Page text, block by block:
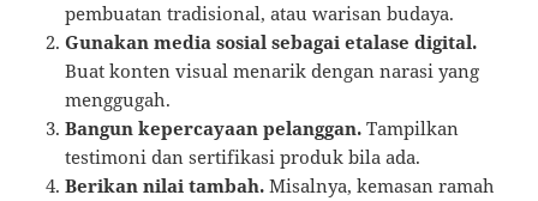
pembuatan tradisional, atau warisan budaya.
Gunakan media sosial sebagai etalase digital.
Buat konten visual menarik dengan narasi yang
menggugah.
Bangun kepercayaan pelanggan. Tampilkan
testimoni dan sertifikasi produk bila ada.
Berikan nilai tambah. Misalnya, kemasan ramah